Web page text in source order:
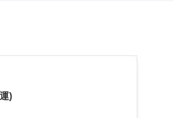
)